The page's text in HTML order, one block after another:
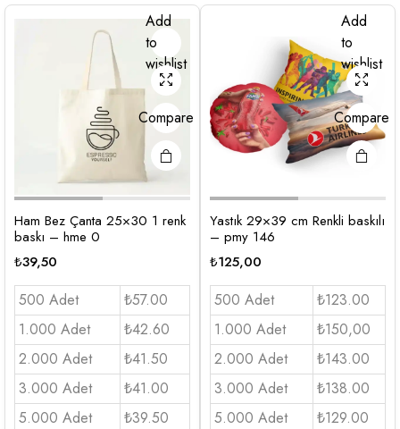
Add
to
wishlist
Compare
Ham Bez Çanta 25×30 1 renk
baskı – hme 0
₺39,50
500 Adet
₺57.00
1.000 Adet
₺42.60
2.000 Adet
₺41.50
3.000 Adet
₺41.00
5.000 Adet
₺39.50
Add
to
wishlist
Compare
Yastık 29×39 cm Renkli baskılı
– pmy 146
₺125,00
500 Adet
₺123.00
1.000 Adet
₺150,00
2.000 Adet
₺143.00
3.000 Adet
₺138.00
5.000 Adet
₺129.00